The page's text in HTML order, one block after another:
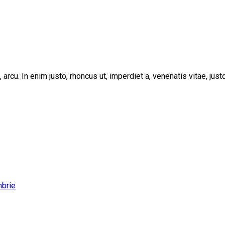
In enim justo, rhoncus ut, imperdiet a, venenatis vitae,